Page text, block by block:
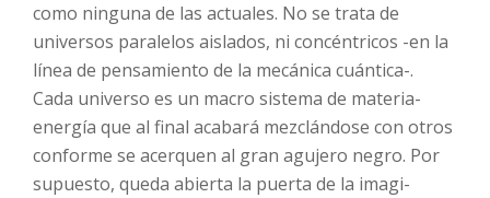
como ninguna de las actuales. No se trata de
universos paralelos aislados, ni concéntricos -en la
línea de pensamiento de la mecánica cuántica-.
Cada universo es un macro sistema de materia-
energía que al final acabará mezclándose con otros
conforme se acerquen al gran agujero negro. Por
supuesto, queda abierta la puerta de la imagi-